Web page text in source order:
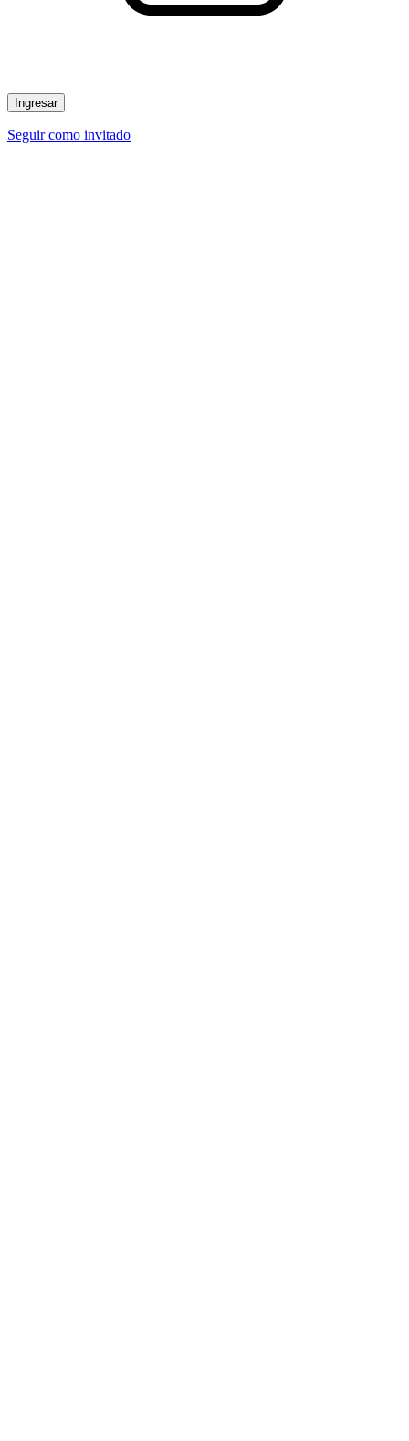
Ingresar
Seguir como invitado